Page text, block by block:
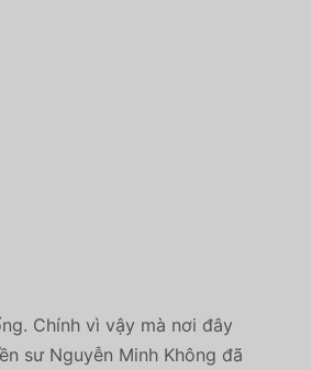
Chính vì vậy mà nơi đây
sư Nguyễn Minh Không đã